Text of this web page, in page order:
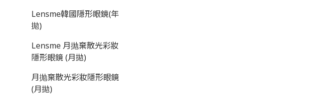
Lensme韓國隱形眼鏡(年
拋)
Lensme 月抛棄散光彩妝
隱形眼鏡 (月拋)
月抛棄散光彩妝隱形眼鏡
(月拋)